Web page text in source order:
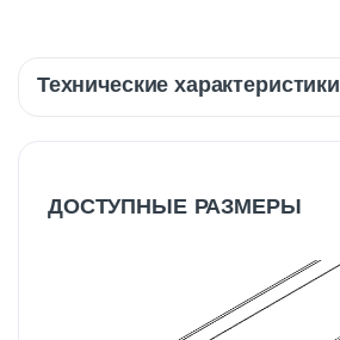
Технические характеристики
Описание
ДОСТУПНЫЕ РАЗМЕРЫ